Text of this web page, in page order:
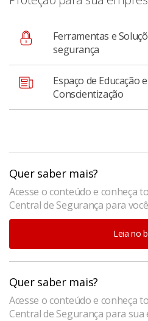
Ferramentas e
segurança
Acesse as principais
conta e do aplicativo em um só
Espaço de Educação e
Conscientização
Quer saber mais?
Acesse o conteúdo e conheça
Central de Segurança para
Leia no
Quer saber mais?
Acesse o conteúdo e conheça
Central de Segurança para sua